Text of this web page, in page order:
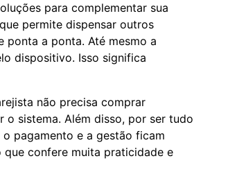
para complementar sua
permite dispensar outros
a ponta. Até mesmo a
dispositivo. Isso significa
não precisa comprar
o sistema. Além disso, por ser tudo
pagamento e a gestão ficam
confere muita praticidade e